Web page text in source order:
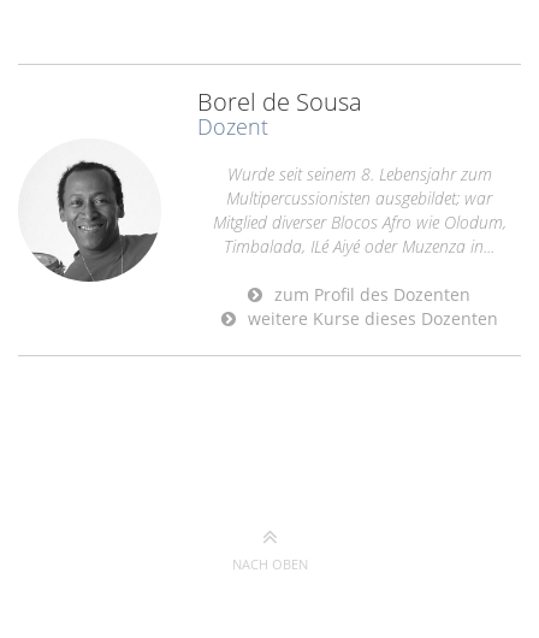
Borel de Sousa
Dozent
Wurde seit seinem 8. Lebensjahr zum
Multipercussionisten ausgebildet; war
Mitglied diverser Blocos Afro wie Olodum,
Timbalada, ILé Aiyé oder Muzenza in...
zum Profil des Dozenten
weitere Kurse dieses Dozenten
NACH OBEN